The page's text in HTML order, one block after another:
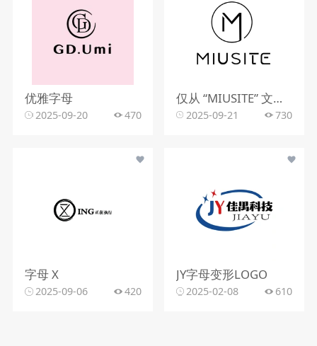
优雅字母
2025-09-20 470
仅从 “MIUSITE” 文字和字母 “M” 的图形标识，难以精准判断行业。
2025-09-21 730
字母 X
2025-09-06 420
JY字母变形LOGO
2025-02-08 610